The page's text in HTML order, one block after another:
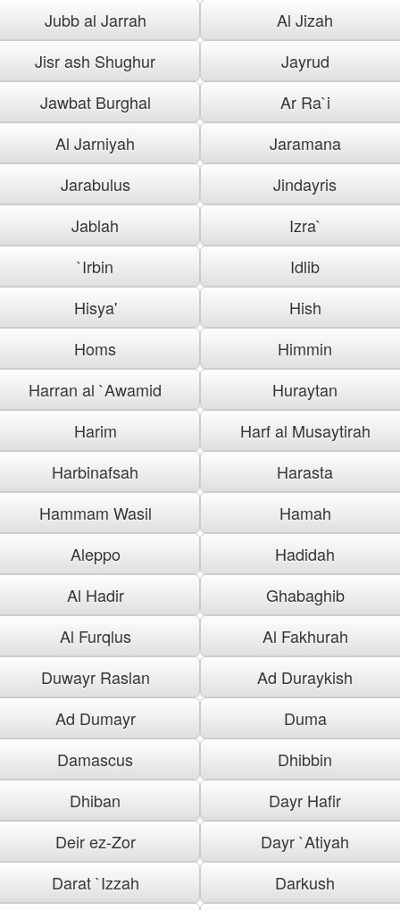
Jubb al Jarrah
Al Jizah
Jisr ash Shughur
Jayrud
Jawbat Burghal
Ar Ra`i
Al Jarniyah
Jaramana
Jarabulus
Jindayris
Jablah
Izra`
`Irbin
Idlib
Hisya'
Hish
Homs
Himmin
Harran al `Awamid
Huraytan
Harim
Harf al Musaytirah
Harbinafsah
Harasta
Hammam Wasil
Hamah
Aleppo
Hadidah
Al Hadir
Ghabaghib
Al Furqlus
Al Fakhurah
Duwayr Raslan
Ad Duraykish
Ad Dumayr
Duma
Damascus
Dhibbin
Dhiban
Dayr Hafir
Deir ez-Zor
Dayr `Atiyah
Darat `Izzah
Darkush